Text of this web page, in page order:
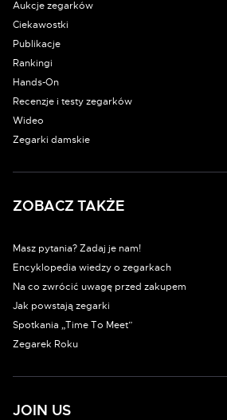
Aukcje zegarków
Ciekawostki
Publikacje
Rankingi
Hands-On
Recenzje i testy zegarków
Wideo
Zegarki damskie
ZOBACZ TAKŻE
Masz pytania? Zadaj je nam!
Encyklopedia wiedzy o zegarkach
Na co zwrócić uwagę przed zakupem
Jak powstają zegarki
Spotkania „Time To Meet”
Zegarek Roku
JOIN US